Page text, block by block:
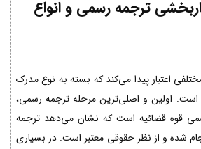
ترجمه رسمی و انواع
اعتبار پیدا می‌کند که بسته به نوع مدرک
است. اولین و اصلی‌ترین مرحله ترجمه رسمی،
قوه قضائیه است که نشان می‌دهد ترجمه
شده و از نظر حقوقی معتبر است. در بسیاری